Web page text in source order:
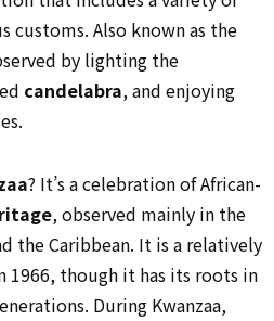
customs. Also known as the
by lighting the
candelabra, and enjoying
? It’s a celebration of African-
, observed mainly in the
the Caribbean. It is a relatively
1966, though it has its roots in
During Kwanzaa,